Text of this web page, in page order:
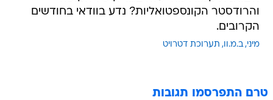
והרודסטר הקונספטואליות? נדע בוודאי בחודשים
הקרובים.
מיני ב.מ.וו תערוכת דטרויט
טרם התפרסמו תגובות